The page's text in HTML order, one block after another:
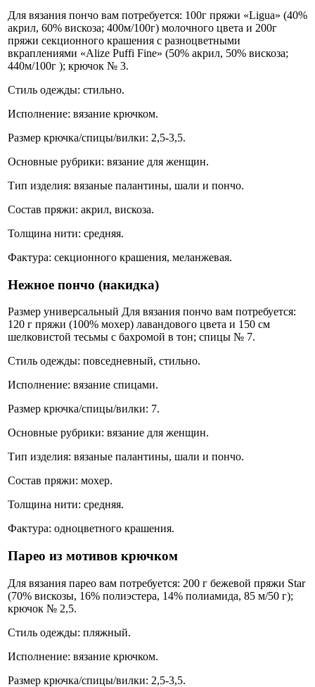
Для вязания пончо вам потребуется: 100г пряжи «Ligua» (40%
акрил, 60% вискоза; 400м/100г) молочного цвета и 200г
пряжи секционного крашения с разноцветными
вкраплениями «Alize Puffi Fine» (50% акрил, 50% вискоза;
440м/100г ); крючок № 3.
Стиль одежды: стильно.
Исполнение: вязание крючком.
Размер крючка/спицы/вилки: 2,5-3,5.
Основные рубрики: вязание для женщин.
Тип изделия: вязаные палантины, шали и пончо.
Состав пряжи: акрил, вискоза.
Толщина нити: средняя.
Фактура: секционного крашения, меланжевая.
Нежное пончо (накидка)
Размер универсальный Для вязания пончо вам потребуется:
120 г пряжи (100% мохер) лавандового цвета и 150 см
шелковистой тесьмы с бахромой в тон; спицы № 7.
Стиль одежды: повседневный, стильно.
Исполнение: вязание спицами.
Размер крючка/спицы/вилки: 7.
Основные рубрики: вязание для женщин.
Тип изделия: вязаные палантины, шали и пончо.
Состав пряжи: мохер.
Толщина нити: средняя.
Фактура: одноцветного крашения.
Парео из мотивов крючком
Для вязания парео вам потребуется: 200 г бежевой пряжи Star
(70% вискозы, 16% полиэстера, 14% полиамида, 85 м/50 г);
крючок № 2,5.
Стиль одежды: пляжный.
Исполнение: вязание крючком.
Размер крючка/спицы/вилки: 2,5-3,5.